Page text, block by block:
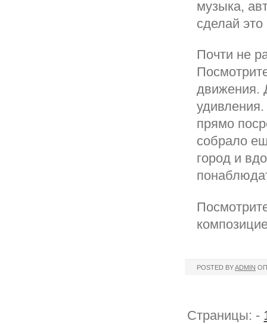
музыка,
сделай
Почти не
движения.
прямо
собрало
город и
POSTED BYADMIN
Страницы: -